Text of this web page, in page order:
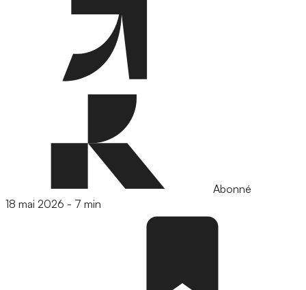
Abonné
18 mai 2026 - 7 min